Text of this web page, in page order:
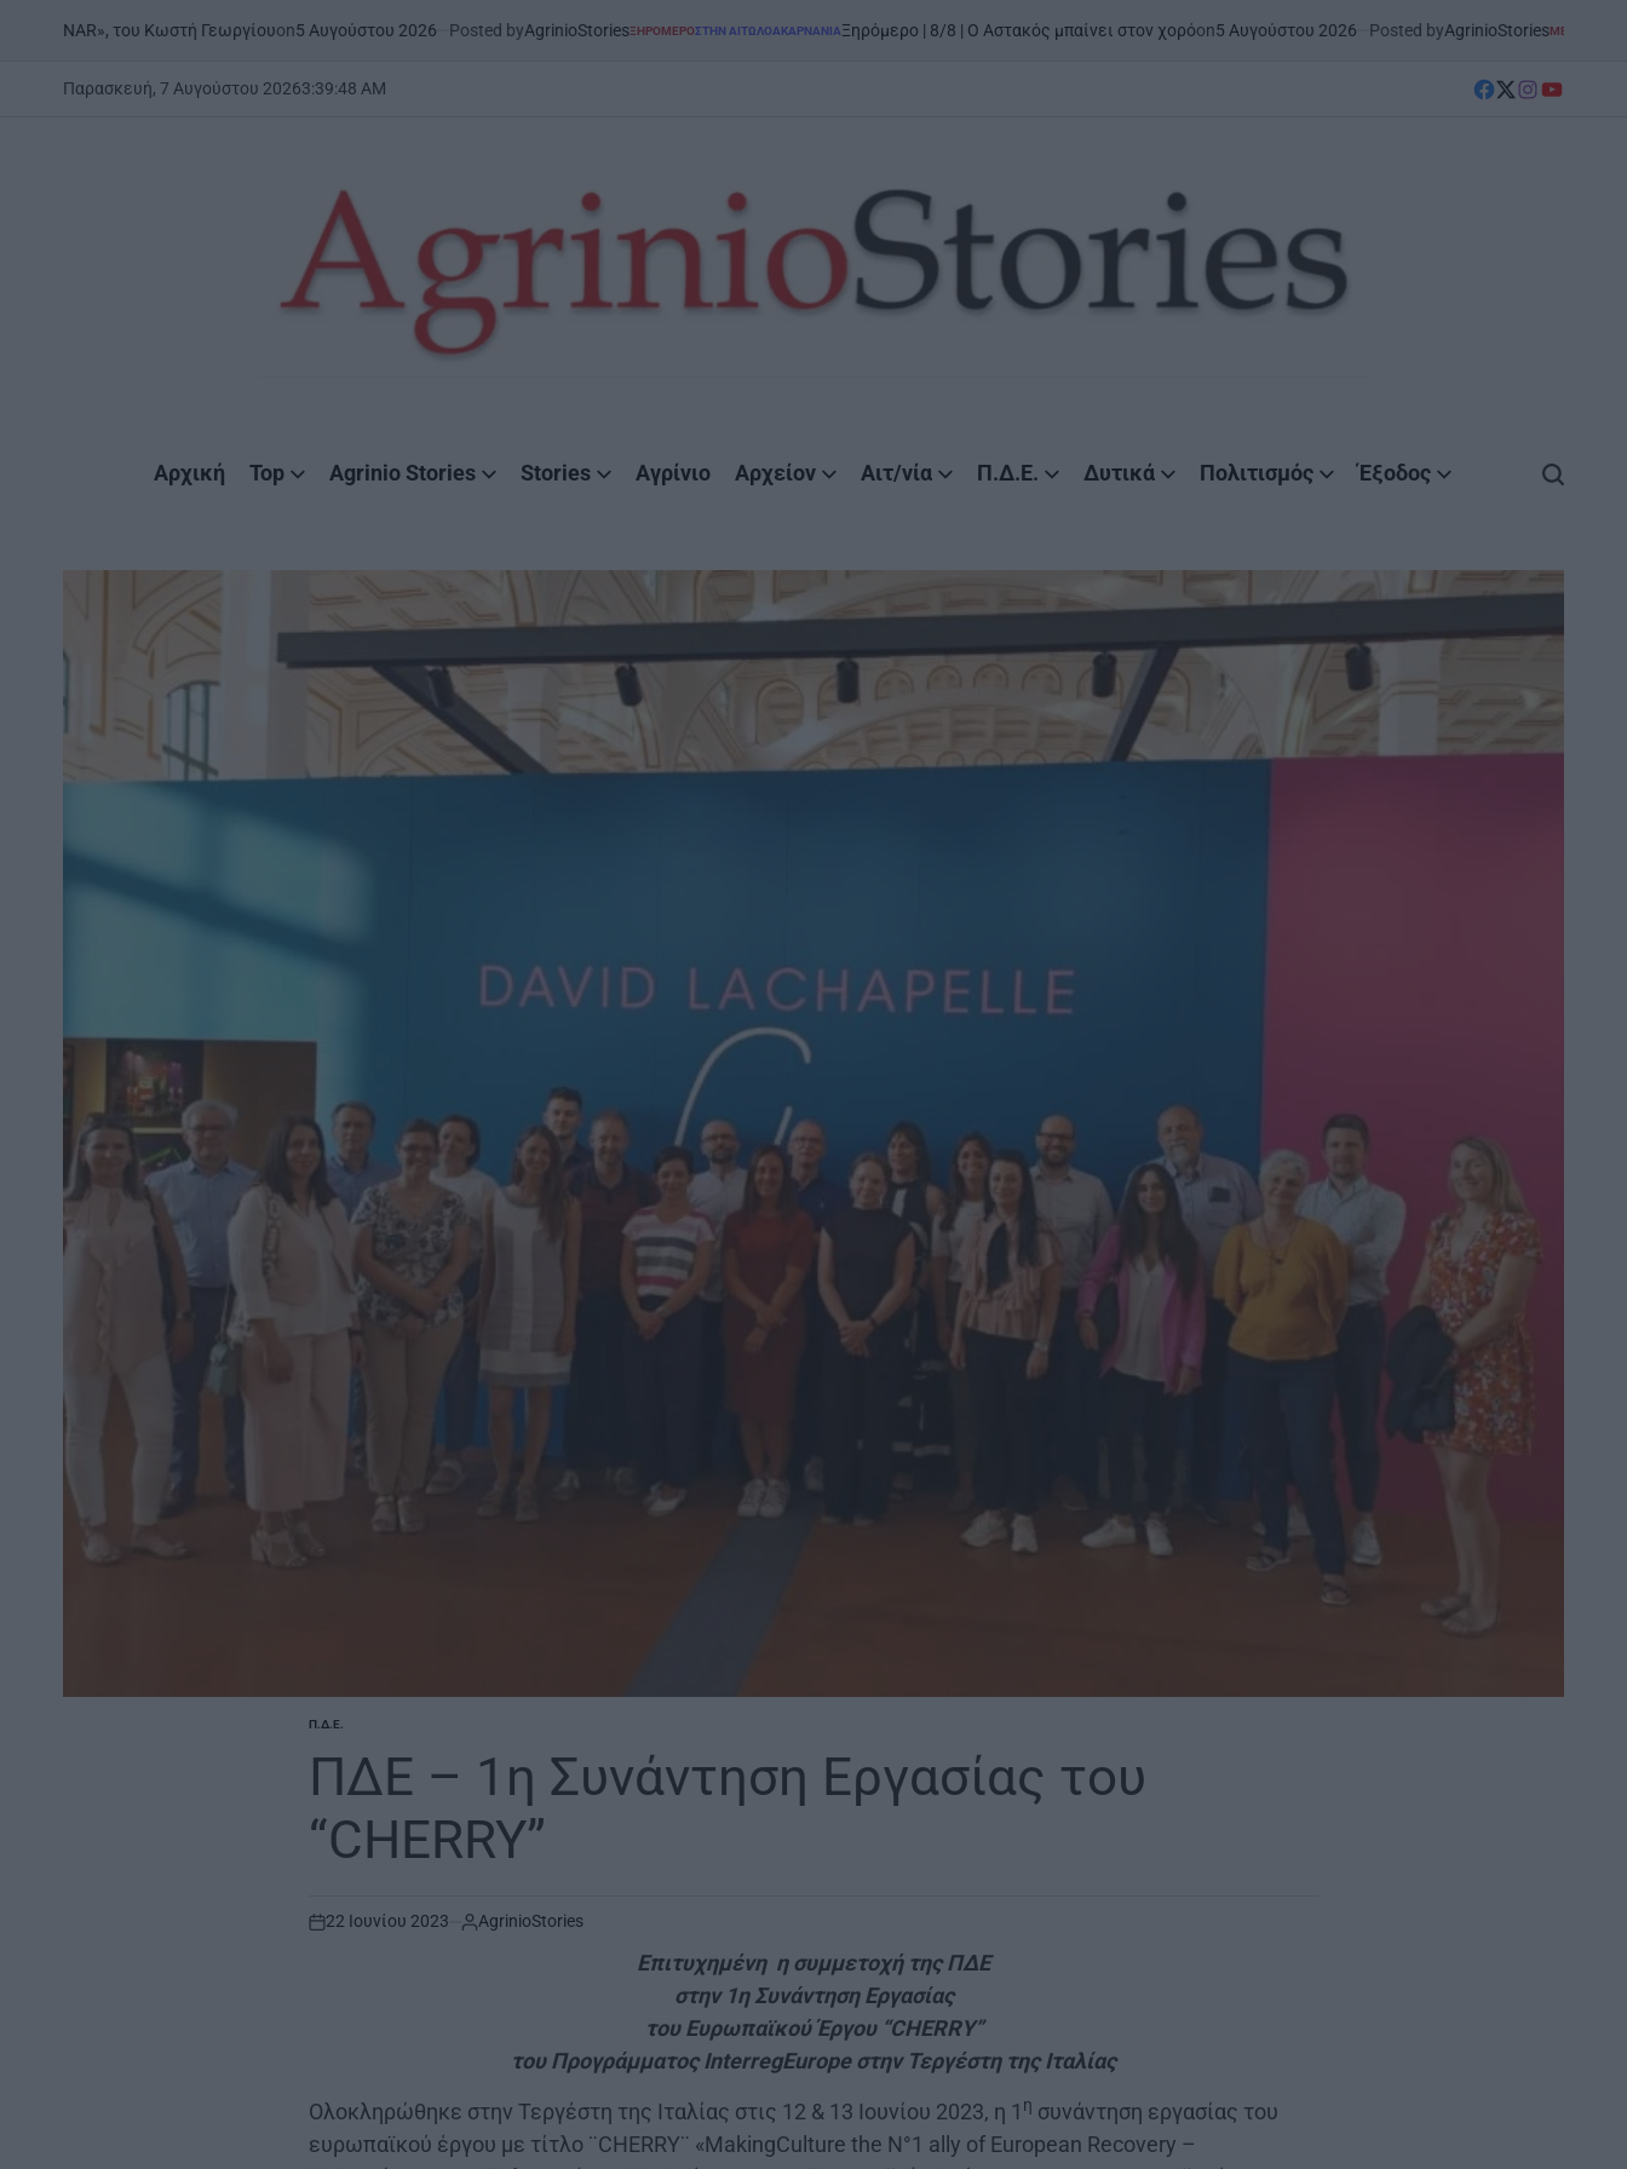
Κωστή Γεωργίουon5 Αυγούστου 2026 Posted by AgrinioStories POSTED
ΞΗΡΟΜΕΡΟΣΤΗΝ ΑΙΤΩΛΟΑΚΑΡΝΑΝΊΑΞηρόμερο | 8/8 | Ο Αστακός μπαίνει στον χορόon5 Αυγούστου 2026 Posted by AgrinioStories POSTED
ΜΕΣΟΛΌΓΓΙΣΤΗΝ
Παρασκευή, 7 Αυγούστου 20263:39:49 AM
facebook
Twitter
instagram
YouTube
Αρχική Top Agrinio Stories Stories Αγρίνιο Αρχείον Αιτ/νία Π.Δ.Ε. Δυτικά Πολιτισμός Έξοδος
POSTED
Π.Δ.Ε.
ΠΔΕ – 1η Συνάντηση Εργασίας του
“CHERRY”
on
22 Ιουνίου 2023 AgrinioStories
Επιτυχημένη η συμμετοχή της ΠΔΕ
στην 1η Συνάντηση Εργασίας
του Ευρωπαϊκού Έργου “CHERRY”
του ΠρογράμματοςInterregEuropeστην Τεργέστη της Ιταλίας
Ολοκληρώθηκε στην Τεργέστη της Ιταλίας στις 12 & 13 Ιουνίου 2023, η 1 η συνάντηση εργασίας του
ευρωπαϊκού έργου με τίτλο ¨CHERRY¨ «MakingCulture the N°1 ally of European Recovery –